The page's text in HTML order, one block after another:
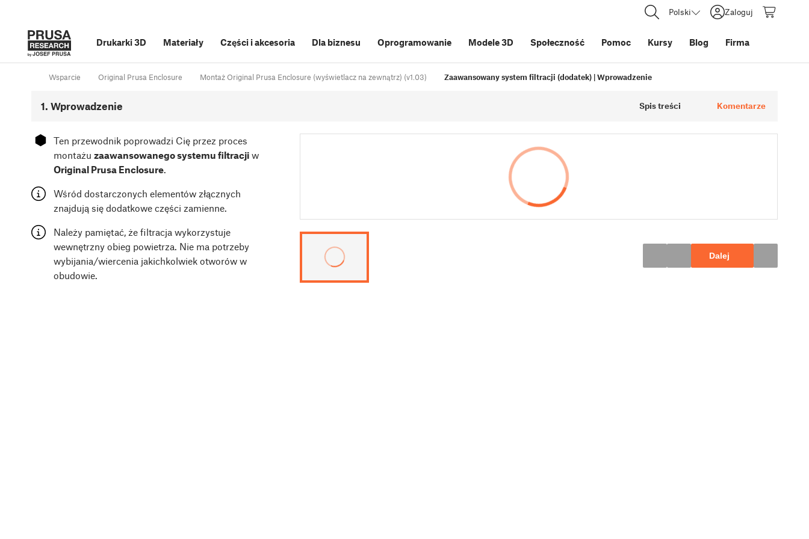
Polski Zaloguj
Drukarki 3D Materiały Części i akcesoria Dla biznesu Oprogramowanie Modele 3D Społeczność Pomoc Kursy Blog Firma
Wsparcie Original Prusa Enclosure Montaż Original Prusa Enclosure (wyświetlacz na zewnątrz) (v1.03) Zaawansowany system filtracji (dodatek) | Wprowadzenie
1. Wprowadzenie Spis treści Komentarze
⬢
Ten przewodnik poprowadzi Cię przez proces
montażu zaawansowanego systemu filtracji w
Original Prusa Enclosure.
Wśród dostarczonych elementów złącznych
znajdują się dodatkowe części zamienne.
Należy pamiętać, że filtracja wykorzystuje
wewnętrzny obieg powietrza. Nie ma potrzeby
wybijania/wiercenia jakichkolwiek otworów w
obudowie.
Dalej